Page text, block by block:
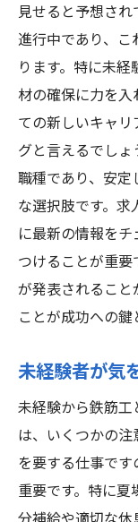
見せると予想さ
進行中であり、
ります。特に未
材の確保に力を入
ての新しいキャ
グと言えるでし
職種であり、安
な選択肢です。
に最新の情報を
つけることが重
が発表されるこ
ことが成功への鍵
未経験者が気
未経験から鉄筋
は、いくつかの
を要する仕事で
重要です。特に